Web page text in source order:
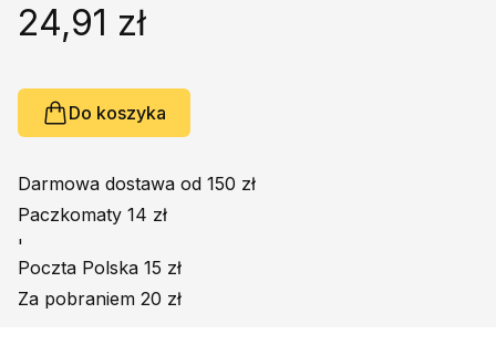
24,91 zł
Do koszyka
Darmowa dostawa od 150 zł
Paczkomaty 14 zł
'
Poczta Polska 15 zł
Za pobraniem 20 zł